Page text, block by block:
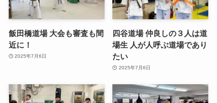
飯田橋道場 大会も審査も間
近に！
2025年7月6日
四谷道場 仲良しの３人は道
場生 人が人呼ぶ道場であり
たい
2025年7月6日